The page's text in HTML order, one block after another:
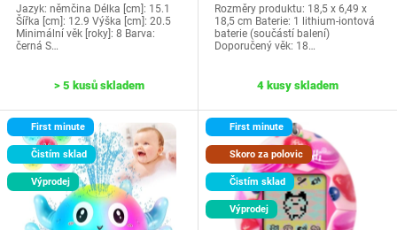
Jazyk:‎ němčina Délka [cm]: 15.1
Šířka [cm]: 12.9 Výška [cm]: 20.5
Minimální věk [roky]: 8 Barva:
černá S…
> 5 kusů skladem
Rozměry produktu: ‎18,5 x 6,49 x
18,5 cm Baterie: ‎1 lithium-iontová
baterie (součástí balení)
Doporučený věk: ‎18…
4 kusy skladem
First minute
Čistím sklad
Výprodej
First minute
Skoro za polovic
Čistím sklad
Výprodej